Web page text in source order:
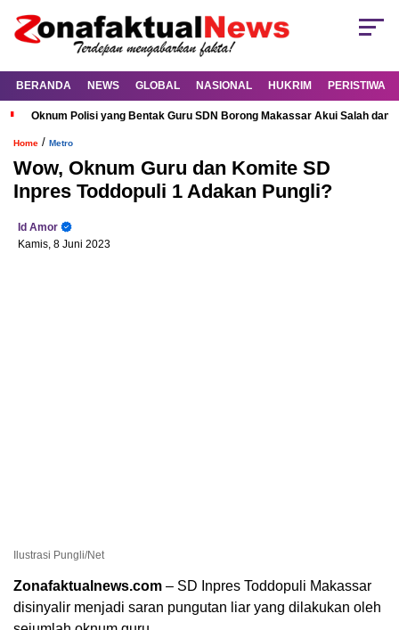
BERANDA NEWS GLOBAL NASIONAL HUKRIM PERISTIWA
Oknum Polisi yang Bentak Guru SDN Borong Makassar Akui Salah dan
Home / Metro
Wow, Oknum Guru dan Komite SD
Inpres Toddopuli 1 Adakan Pungli?
Id Amor
Kamis, 8 Juni 2023
Ilustrasi Pungli/Net
Zonafaktualnews.com – SD Inpres Toddopuli Makassar
disinyalir menjadi saran pungutan liar yang dilakukan oleh